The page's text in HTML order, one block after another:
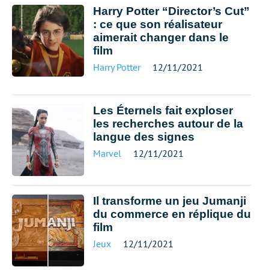
Harry Potter “Director’s Cut”
: ce que son réalisateur
aimerait changer dans le
film
Harry Potter 12/11/2021
Les Éternels fait exploser
les recherches autour de la
langue des signes
Marvel 12/11/2021
Il transforme un jeu Jumanji
du commerce en réplique du
film
Jeux 12/11/2021